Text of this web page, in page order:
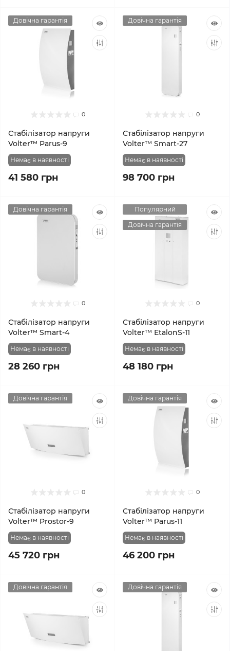
Довічна гарантія
0
Стабілізатор напруги
Volter™ Parus-9
Немає в наявності
41 580 грн
Довічна гарантія
0
Стабілізатор напруги
Volter™ Smart-27
Немає в наявності
98 700 грн
Довічна гарантія
0
Стабілізатор напруги
Volter™ Smart-4
Немає в наявності
28 260 грн
Популярний
Довічна гарантія
0
Стабілізатор напруги
Volter™ EtalonS-11
Немає в наявності
48 180 грн
Довічна гарантія
0
Стабілізатор напруги
Volter™ Prostor-9
Немає в наявності
45 720 грн
Довічна гарантія
0
Стабілізатор напруги
Volter™ Parus-11
Немає в наявності
46 200 грн
Довічна гарантія Довічна гарантія